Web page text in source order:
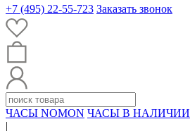
+7 (495) 22-55-723 Заказать звонок
ЧАСЫ NOMON ЧАСЫ В НАЛИЧИИ
|